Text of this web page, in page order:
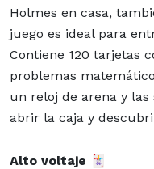
Holmes en casa,
juego es ideal para
Contiene 120 tarjetas
problemas
un reloj de arena y las
abrir la caja y
Alto voltaje 🃏